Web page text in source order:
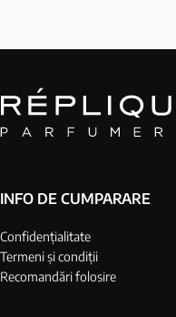
INFO DE CUMPARARE
Confidențialitate
Termeni și condiții
Recomandări folosire